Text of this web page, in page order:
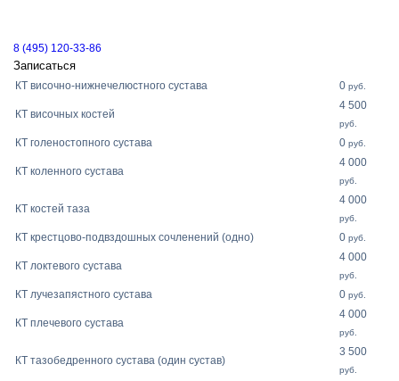
8 (495) 120-33-86
Записаться
КТ височно-нижнечелюстного сустава 0 руб.
КТ височных костей
4 500
руб.
КТ голеностопного сустава 0 руб.
КТ коленного сустава
4 000
руб.
КТ костей таза
4 000
руб.
КТ крестцово-подвздошных сочленений (одно) 0 руб.
КТ локтевого сустава
4 000
руб.
КТ лучезапястного сустава 0 руб.
КТ плечевого сустава
4 000
руб.
КТ тазобедренного сустава (один сустав)
3 500
руб.